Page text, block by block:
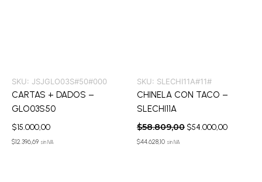
SKU: JSJGLO03S#50#000
CARTAS + DADOS –
GLO03S50
$15.000,00
$12.396,69 sin IVA
SKU: SLECHI11A#11#
CHINELA CON TACO –
SLECHI11A
$58.809,00 $54.000,00
$44.628,10 sin IVA